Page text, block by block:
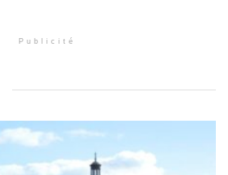
Publicité